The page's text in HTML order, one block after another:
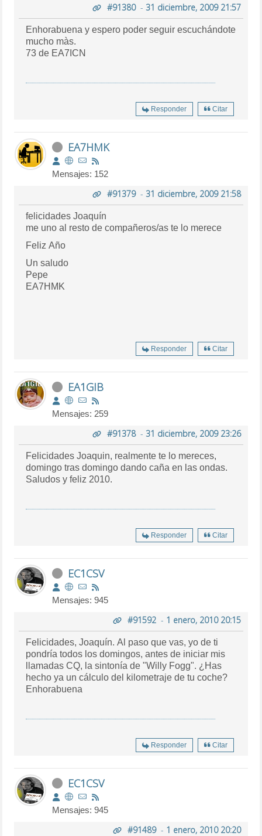
#91380- 31 diciembre, 2009 21:57
Enhorabuena y espero poder seguir escuchándote
mucho màs.
73 de EA7ICN
Responder Citar
EA7HMK
Mensajes: 152
#91379- 31 diciembre, 2009 21:58
felicidades Joaquín
me uno al resto de compañeros/as te lo merece
Feliz Año
Un saludo
Pepe
EA7HMK
Responder Citar
EA1GIB
Mensajes: 259
#91378- 31 diciembre, 2009 23:26
Felicidades Joaquin, realmente te lo mereces,
domingo tras domingo dando caña en las ondas.
Saludos y feliz 2010.
Responder Citar
EC1CSV
Mensajes: 945
#91592- 1 enero, 2010 20:15
Felicidades, Joaquín. Al paso que vas, yo de ti
pondría todos los domingos, antes de iniciar mis
llamadas CQ, la sintonía de "Willy Fogg". ¿Has
hecho ya un cálculo del kilometraje de tu coche?
Enhorabuena
Responder Citar
EC1CSV
Mensajes: 945
#91489- 1 enero, 2010 20:20